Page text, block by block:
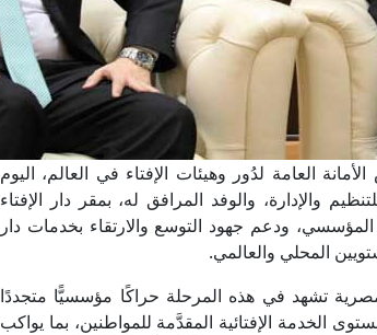
العامة لدُور وهيئات الإفتاء في العالم، اليوم
والإدارة، والوفد المرافق له، بمقر دار الإفتاء
ودعم جهود التوسع والارتقاء بخدمات دار
المحلي والعالمي.
تشهد في هذه المرحلة حراكًا مؤسسيًّا متجددًا
الخدمة الإفتائية المقدَّمة للمواطنين، بما يواكب